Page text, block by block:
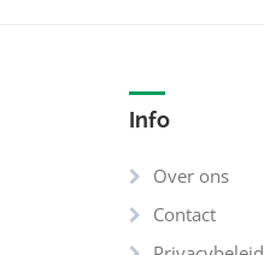
Info
Over ons
Contact